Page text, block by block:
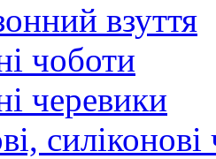
взуття
чоботи
черевики